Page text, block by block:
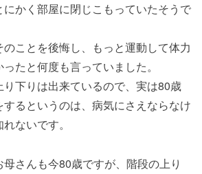
かく部屋に閉じこもっていたそうで
ことを後悔し、もっと運動して体力
たと何度も言っていました。
下りは出来ているので、実は80歳
るというのは、病気にさえならなけ
ないです。
さんも今80歳ですが、階段の上り